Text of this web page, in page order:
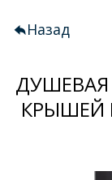
Назад
ДУШЕВАЯ
КРЫШЕЙ